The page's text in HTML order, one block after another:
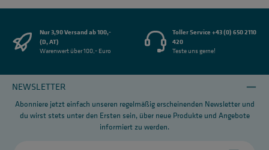
Nur 3,90 Versand ab 100,-
(D, AT)
Warenwert über 100,- Euro
Toller Service +43 (0) 650 2110
420
Teste uns gerne!
NEWSLETTER
Abonniere jetzt einfach unseren regelmäßig erscheinenden Newsletter und
du wirst stets unter den Ersten sein, über neue Produkte und Angebote
informiert zu werden.